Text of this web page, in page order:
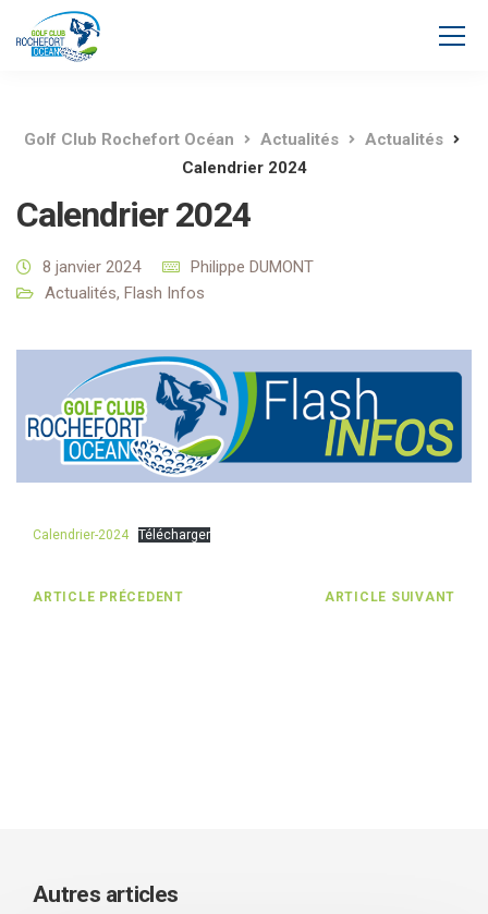
Golf Club Rochefort Océan Actualités
Actualités
Calendrier 2024
Calendrier 2024
8 janvier 2024
Philippe DUMONT
Actualités, Flash Infos
Calendrier-2024 Télécharger
ARTICLE PRÉCEDENT ARTICLE SUIVANT
Autres articles